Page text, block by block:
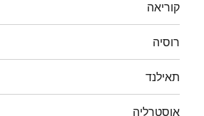
קוריאה
רוסיה
תאילנד
אוסטרליה